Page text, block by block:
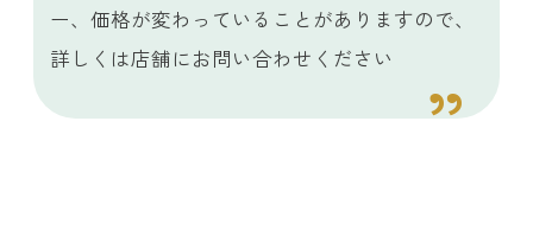
ー、価格が変わっていることがありますので、
詳しくは店舗にお問い合わせください